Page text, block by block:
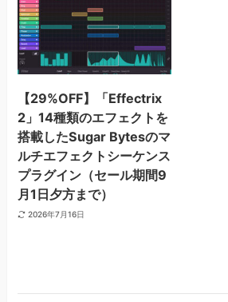
【29%OFF】「Effectrix
2」14種類のエフェクトを
搭載したSugar Bytesのマ
ルチエフェクトシーケンス
プラグイン（セール期間9
月1日夕方まで）
2026年7月16日